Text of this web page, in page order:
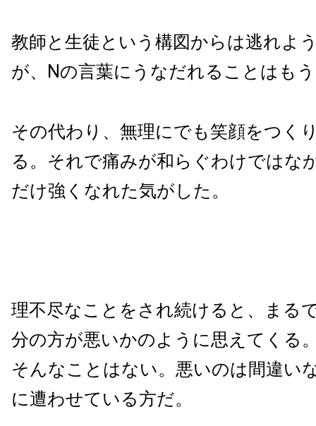
教師と生徒という構図からは逃れよ
が、Nの言葉にうなだれることはも
その代わり、無理にでも笑顔をつく
る。それで痛みが和らぐわけではな
だけ強くなれた気がした。
理不尽なことをされ続けると、まる
分の方が悪いかのように思えてくる
そんなことはない。悪いのは間違い
に遭わせている方だ。